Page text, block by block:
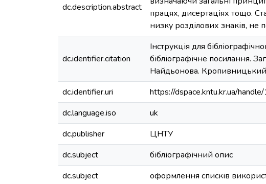
dc.description.abstract
працях, дисертаціях тощо.
низку розділових знаків, не
dc.identifier.citation
Інструкція для
бібліографічне посилання.
Найдьонова. Кропивницький
dc.identifier.uri
https://dspace.kntu.kr.ua/
dc.language.iso
uk
dc.publisher
ЦНТУ
dc.subject
бібліографічний опис
dc.subject
оформлення списків